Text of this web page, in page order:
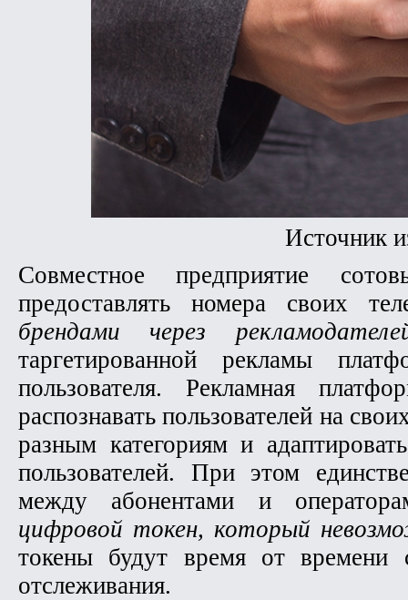
Источник
Совместное предприятие
предоставлять номера своих
брендами через
таргетированной рекламы
пользователя. Рекламная
распознавать пользователей на
разным категориям и
пользователей. При этом
между абонентами и
цифровой токен, который
токены будут время от времени
отслеживания.